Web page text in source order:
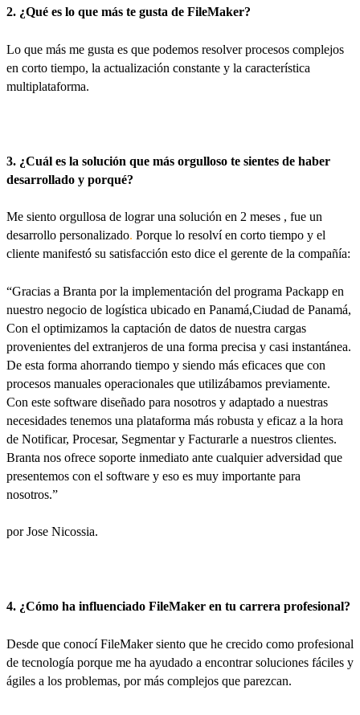
2. ¿Qué es lo que más te gusta de FileMaker?
Lo que más me gusta es que podemos resolver procesos complejos
en corto tiempo, la actualización constante y la característica
multiplataforma.
3. ¿Cuál es la solución que más orgulloso te sientes de haber
desarrollado y porqué?
Me siento orgullosa de lograr una solución en 2 meses , fue un
desarrollo personalizado. Porque lo resolví en corto tiempo y el
cliente manifestó su satisfacción esto dice el gerente de la compañía:
“Gracias a Branta por la implementación del programa Packapp en
nuestro negocio de logística ubicado en Panamá,Ciudad de Panamá,
Con el optimizamos la captación de datos de nuestra cargas
provenientes del extranjeros de una forma precisa y casi instantánea.
De esta forma ahorrando tiempo y siendo más eficaces que con
procesos manuales operacionales que utilizábamos previamente.
Con este software diseñado para nosotros y adaptado a nuestras
necesidades tenemos una plataforma más robusta y eficaz a la hora
de Notificar, Procesar, Segmentar y Facturarle a nuestros clientes.
Branta nos ofrece soporte inmediato ante cualquier adversidad que
presentemos con el software y eso es muy importante para
nosotros.”
por Jose Nicossia.
4. ¿Cómo ha influenciado FileMaker en tu carrera profesional?
Desde que conocí FileMaker siento que he crecido como profesional
de tecnología porque me ha ayudado a encontrar soluciones fáciles y
ágiles a los problemas, por más complejos que parezcan.